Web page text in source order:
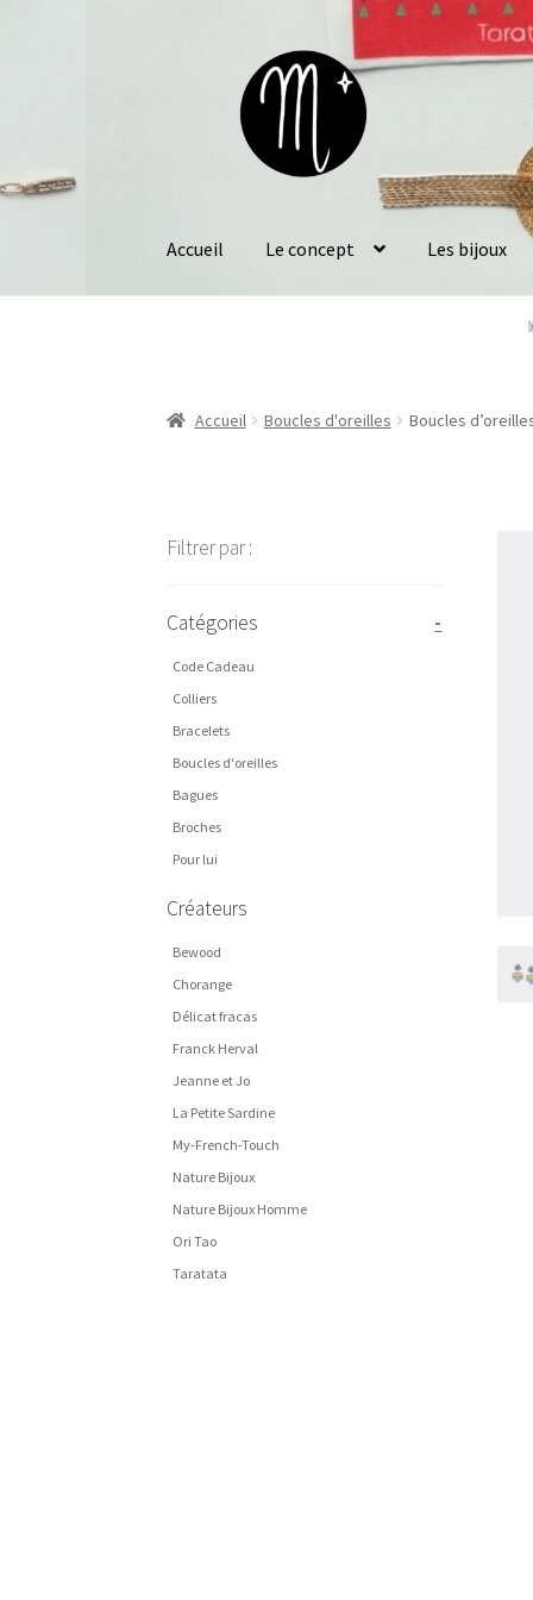
navigation
Accueil Le concept Les bijoux
Accueil Boucles d'oreilles Boucles
Filtrer par :
Catégories -
Code Cadeau
Colliers
Bracelets
Boucles d'oreilles
Bagues
Broches
Pour lui
Créateurs
Bewood
Chorange
Délicat fracas
Franck Herval
Jeanne et Jo
La Petite Sardine
My-French-Touch
Nature Bijoux
Nature Bijoux Homme
Ori Tao
Taratata